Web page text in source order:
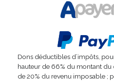
Dons déductibles d’impôts,
hauteur de 66% du montant du
de 20% du revenu imposable ;